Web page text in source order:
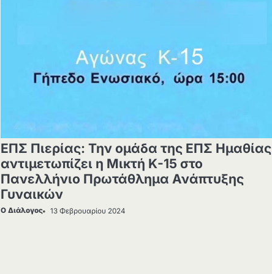
ΕΠΣ Πιερίας: Την ομάδα της ΕΠΣ Ημαθίας
αντιμετωπίζει η Μικτή Κ-15 στο
Πανελλήνιο Πρωτάθλημα Ανάπτυξης
Γυναικών
Ο Διάλογος 13 Φεβρουαρίου 2024